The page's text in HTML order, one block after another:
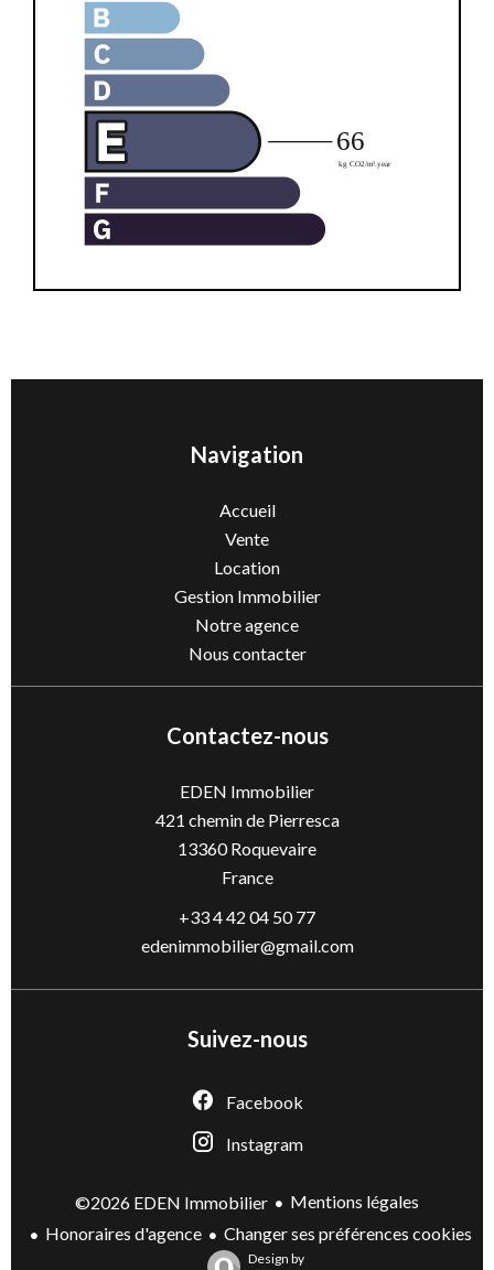
Navigation
Accueil
Vente
Location
Gestion Immobilier
Notre agence
Nous contacter
Contactez-nous
EDEN Immobilier
421 chemin de Pierresca
13360Roquevaire
France
+33 4 42 04 50 77
edenimmobilier@gmail.com
Suivez-nous
Facebook
Instagram
©2026 EDEN Immobilier
Mentions légales
Honoraires d'agence
Changer ses préférences cookies
Design by